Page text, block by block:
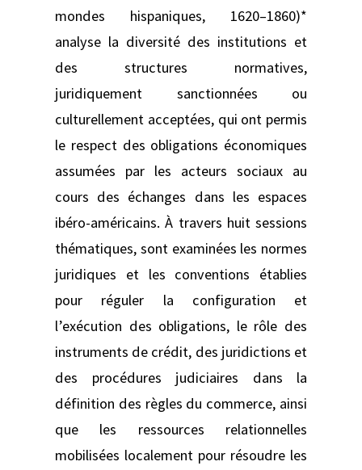
mondes hispaniques, 1620–1860)*
analyse la diversité des institutions et
des structures normatives,
juridiquement sanctionnées ou
culturellement acceptées, qui ont permis
le respect des obligations économiques
assumées par les acteurs sociaux au
cours des échanges dans les espaces
ibéro-américains. À travers huit sessions
thématiques, sont examinées les normes
juridiques et les conventions établies
pour réguler la configuration et
l’exécution des obligations, le rôle des
instruments de crédit, des juridictions et
des procédures judiciaires dans la
définition des règles du commerce, ainsi
que les ressources relationnelles
mobilisées localement pour résoudre les